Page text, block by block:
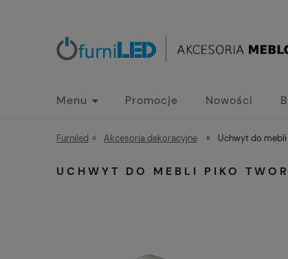
Menu Promocje Nowości
Furniled » Akcesoria dekoracyjne » Uchwyt do
UCHWYT DO MEBLI PIKO